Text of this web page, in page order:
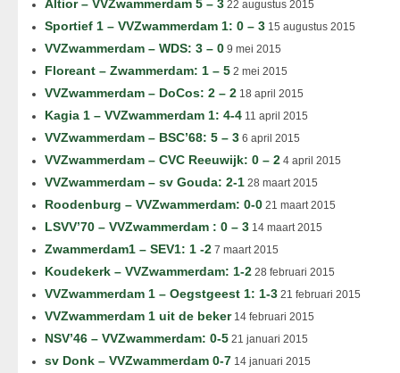
Altior – VVZwammerdam 5 – 3 22 augustus 2015
Sportief 1 – VVZwammerdam 1: 0 – 3 15 augustus 2015
VVZwammerdam – WDS: 3 – 0 9 mei 2015
Floreant – Zwammerdam: 1 – 5 2 mei 2015
VVZwammerdam – DoCos: 2 – 2 18 april 2015
Kagia 1 – VVZwammerdam 1: 4-4 11 april 2015
VVZwammerdam – BSC’68: 5 – 3 6 april 2015
VVZwammerdam – CVC Reeuwijk: 0 – 2 4 april 2015
VVZwammerdam – sv Gouda: 2-1 28 maart 2015
Roodenburg – VVZwammerdam: 0-0 21 maart 2015
LSVV’70 – VVZwammerdam : 0 – 3 14 maart 2015
Zwammerdam1 – SEV1: 1 -2 7 maart 2015
Koudekerk – VVZwammerdam: 1-2 28 februari 2015
VVZwammerdam 1 – Oegstgeest 1: 1-3 21 februari 2015
VVZwammerdam 1 uit de beker14 februari 2015
NSV’46 – VVZwammerdam: 0-5 21 januari 2015
sv Donk – VVZwammerdam 0-7 14 januari 2015